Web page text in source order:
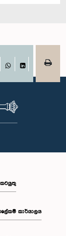
WhatsAppLinkedIn
කටයුතු
කාර්යාලය